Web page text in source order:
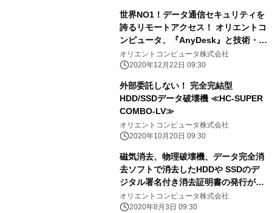
世界NO1！データ通信セキュリティを
誇るリモートアクセス！ オリエントコ
ンピュータ、『AnyDesk』と技術・販
売提携
オリエントコンピュータ株式会社
2020年12月22日 09:30
外部委託しない！ 完全完結型
HDD/SSDデータ破壊機 ≪HC-SUPER
COMBO-LV≫
オリエントコンピュータ株式会社
2020年10月20日 09:30
磁気消去、物理破壊機、データ完全消
去ソフトで消去したHDDや SSDのデ
ジタル署名付き消去証明書の発行が可
能になった 「ULMS PEE消去ログ管理
システム」を発表！
オリエントコンピュータ株式会社
2020年8月3日 09:30